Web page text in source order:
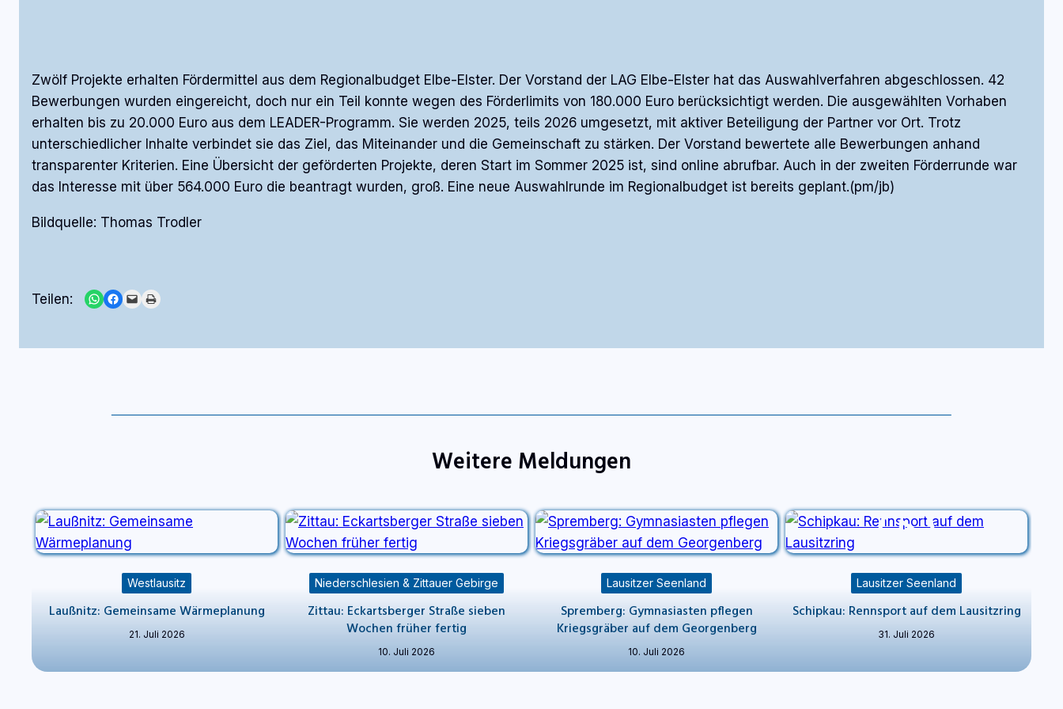
Zwölf Projekte erhalten Fördermittel aus dem Regionalbudget Elbe-Elster. Der Vorstand der LAG Elbe-Elster hat das Auswahlverfahren abgeschlossen. 42
Bewerbungen wurden eingereicht, doch nur ein Teil konnte wegen des Förderlimits von 180.000 Euro berücksichtigt werden. Die ausgewählten Vorhaben
erhalten bis zu 20.000 Euro aus dem LEADER-Programm. Sie werden 2025, teils 2026 umgesetzt, mit aktiver Beteiligung der Partner vor Ort. Trotz
unterschiedlicher Inhalte verbindet sie das Ziel, das Miteinander und die Gemeinschaft zu stärken. Der Vorstand bewertete alle Bewerbungen anhand
transparenter Kriterien. Eine Übersicht der geförderten Projekte, deren Start im Sommer 2025 ist, sind online abrufbar. Auch in der zweiten Förderrunde war
das Interesse mit über 564.000 Euro die beantragt wurden, groß. Eine neue Auswahlrunde im Regionalbudget ist bereits geplant.(pm/jb)
Bildquelle: Thomas Trodler
Teilen: Share on WhatsApp
Share on Facebook
Email this PagePrint this Page
Weitere Meldungen
Westlausitz
Laußnitz: Gemeinsame Wärmeplanung
21. Juli 2026
Niederschlesien & Zittauer Gebirge
Zittau: Eckartsberger Straße sieben
Wochen früher fertig
10. Juli 2026
Lausitzer Seenland
Spremberg: Gymnasiasten pflegen
Kriegsgräber auf dem Georgenberg
10. Juli 2026
Lausitzer Seenland
Schipkau: Rennsport auf dem Lausitzring
31. Juli 2026